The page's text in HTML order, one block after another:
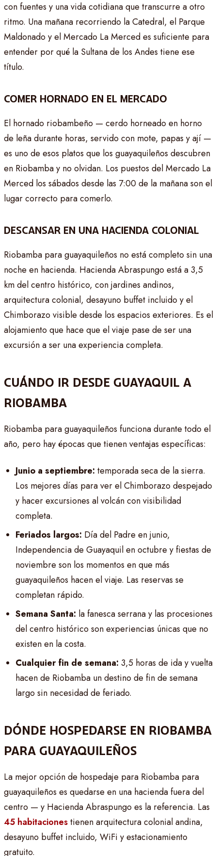
con fuentes y una vida cotidiana que transcurre a otro
ritmo. Una mañana recorriendo la Catedral, el Parque
Maldonado y el Mercado La Merced es suficiente para
entender por qué la Sultana de los Andes tiene ese
título.
COMER HORNADO EN EL MERCADO
El hornado riobambeño — cerdo horneado en horno
de leña durante horas, servido con mote, papas y ají —
es uno de esos platos que los guayaquileños descubren
en Riobamba y no olvidan. Los puestos del Mercado La
Merced los sábados desde las 7:00 de la mañana son el
lugar correcto para comerlo.
DESCANSAR EN UNA HACIENDA COLONIAL
Riobamba para guayaquileños no está completo sin una
noche en hacienda. Hacienda Abraspungo está a 3,5
km del centro histórico, con jardines andinos,
arquitectura colonial, desayuno buffet incluido y el
Chimborazo visible desde los espacios exteriores. Es el
alojamiento que hace que el viaje pase de ser una
excursión a ser una experiencia completa.
CUÁNDO IR DESDE GUAYAQUIL A
RIOBAMBA
Riobamba para guayaquileños funciona durante todo el
año, pero hay épocas que tienen ventajas específicas:
Junio a septiembre: temporada seca de la sierra.
Los mejores días para ver el Chimborazo despejado
y hacer excursiones al volcán con visibilidad
completa.
Feriados largos: Día del Padre en junio,
Independencia de Guayaquil en octubre y fiestas de
noviembre son los momentos en que más
guayaquileños hacen el viaje. Las reservas se
completan rápido.
Semana Santa: la fanesca serrana y las procesiones
del centro histórico son experiencias únicas que no
existen en la costa.
Cualquier fin de semana: 3,5 horas de ida y vuelta
hacen de Riobamba un destino de fin de semana
largo sin necesidad de feriado.
DÓNDE HOSPEDARSE EN RIOBAMBA
PARA GUAYAQUILEÑOS
La mejor opción de hospedaje para Riobamba para
guayaquileños es quedarse en una hacienda fuera del
centro — y Hacienda Abraspungo es la referencia. Las
45 habitacionestienen arquitectura colonial andina,
desayuno buffet incluido, WiFi y estacionamiento
gratuito.